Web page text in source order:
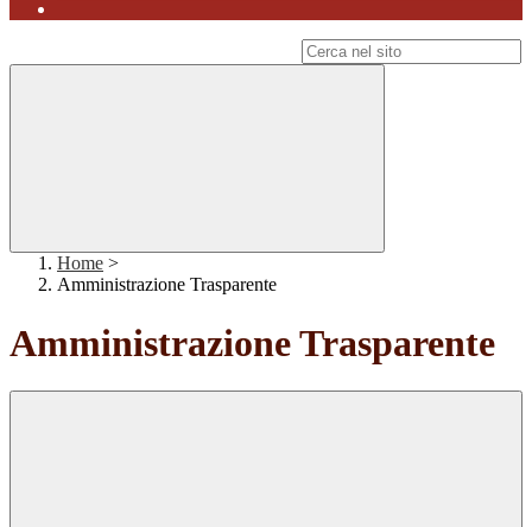
Home >
Amministrazione Trasparente
Amministrazione Trasparente